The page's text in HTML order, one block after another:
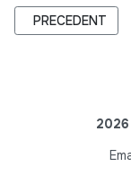
ARTICOL
PRECEDENT
2026